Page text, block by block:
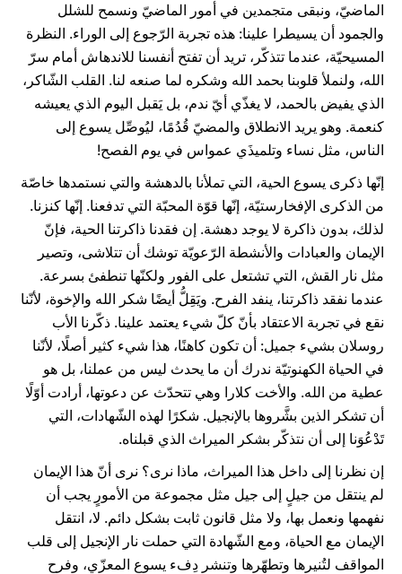
الماضيّ، ونبقى متجمدين في أمور الماضيّ ونسمح للشلل
والجمود أن يسيطرا علينا: هذه تجربة الرّجوع إلى الوراء. النظرة
المسيحيّة، عندما تتذكّر، تريد أن تفتح أنفسنا للاندهاش أمام سرّ
الله، ولنملأ قلوبنا بحمد الله وشكره لما صنعه لنا. القلب الشّاكر،
الذي يفيض بالحمد، لا يغذّي أيّ ندم، بل يَقبل اليوم الذي يعيشه
كنعمة. وهو يريد الانطلاق والمضيّ قُدُمًا، ليُوصِّل يسوع إلى
الناس، مثل نساء وتلميذَي عمواس في يوم الفصح!
إنّها ذكرى يسوع الحية، التي تملأنا بالدهشة والتي نستمدها خاصّة
من الذكرى الإفخارستيّة، إنّها قوّة المحبّة التي تدفعنا. إنّها كنزنا.
لذلك، بدون ذاكرة لا يوجد دهشة. إن فقدنا ذاكرتنا الحية، فإنّ
الإيمان والعبادات والأنشطة الرّعويّة توشك أن تتلاشى، وتصير
مثل نار القش، التي تشتعل على الفور ولكنّها تنطفئ بسرعة.
عندما نفقد ذاكرتنا، ينفد الفرح. ويَقِلُّ أيضًا شكر الله والإخوة، لأنّنا
نقع في تجربة الاعتقاد بأنّ كلّ شيء يعتمد علينا. ذكّرنا الأب
روسلان بشيء جميل: أن تكون كاهنًا، هذا شيء كثير أصلًا، لأنّنا
في الحياة الكهنوتيّة ندرك أن ما يحدث ليس من عملنا، بل هو
عطية من الله. والأخت كلارا وهي تتحدّث عن دعوتها، أرادت أوّلًا
أن تشكر الذين بشَّروها بالإنجيل. شكرًا لهذه الشّهادات، التي
تَدْعُوَنا إلى أن نتذكّر بشكر الميراث الذي قبلناه.
إن نظرنا إلى داخل هذا الميراث، ماذا نرى؟ نرى أنّ هذا الإيمان
لم ينتقل من جيلٍ إلى جيل مثل مجموعة من الأمورٍ يجب أن
نفهمها ونعمل بها، ولا مثل قانون ثابت بشكل دائم. لا، انتقل
الإيمان مع الحياة، ومع الشّهادة التي حملت نار الإنجيل إلى قلب
المواقف لتُنيرها وتطهّرها وتنشر دِفء يسوع المعزّي، وفرح